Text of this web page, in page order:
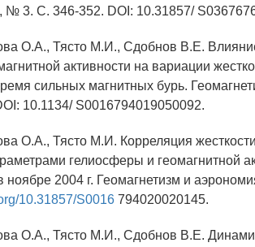
№ 3. С. 346-352. DOI: 10.31857/
О.А., Тясто М.И., Сдобнов В.Е.
активности на вариации
сильных магнитных бурь.
10.1134/ S0016794019050092.
О.А., Тясто М.И. Корреляция
гелиосферы и геомагнитной
ноябре 2004 г. Геомагнетизм и
10.31857/S0016 794020020145.
О.А., Тясто М.И., Сдобнов В.Е.